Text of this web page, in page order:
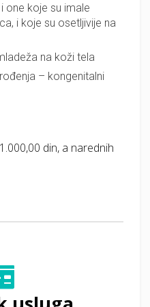
one koje su imale
i koje su osetljivije na
na koži tela
– kongenitalni
din, a narednih